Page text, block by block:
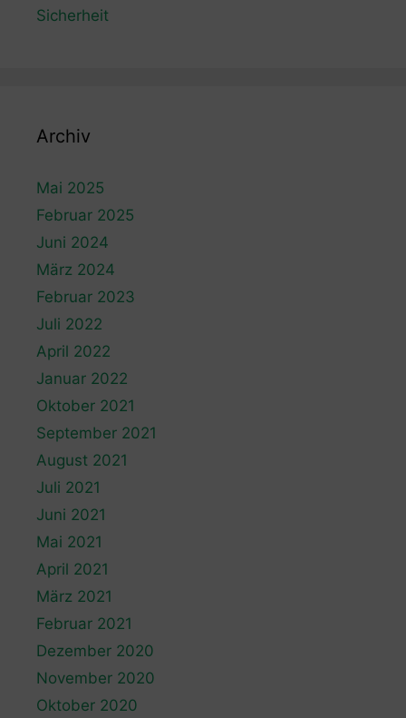
Sicherheit
Archiv
Mai 2025
Februar 2025
Juni 2024
März 2024
Februar 2023
Juli 2022
April 2022
Januar 2022
Oktober 2021
September 2021
August 2021
Juli 2021
Juni 2021
Mai 2021
April 2021
März 2021
Februar 2021
Dezember 2020
November 2020
Oktober 2020